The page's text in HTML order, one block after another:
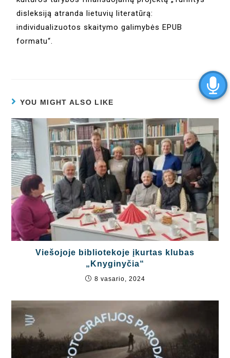
disleksiją atranda lietuvių literatūrą:
individualizuotos skaitymo galimybės EPUB
formatu“.
YOU MIGHT ALSO LIKE
Viešojoje bibliotekoje įkurtas klubas
„Knyginyčia“
8 vasario, 2024